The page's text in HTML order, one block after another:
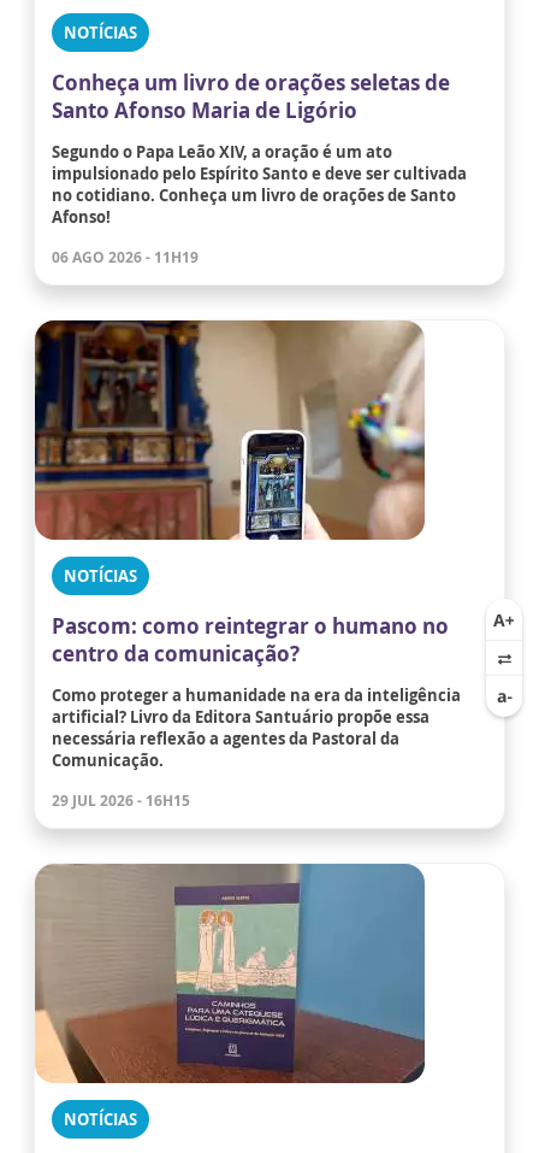
NOTÍCIAS
Conheça um livro de orações seletas de
Santo Afonso Maria de Ligório
Segundo o Papa Leão XIV, a oração é um ato
impulsionado pelo Espírito Santo e deve ser cultivada
no cotidiano. Conheça um livro de orações de Santo
Afonso!
06 AGO 2026 - 11H19
NOTÍCIAS
Pascom: como reintegrar o humano no
centro da comunicação?
Como proteger a humanidade na era da inteligência
artificial? Livro da Editora Santuário propõe essa
necessária reflexão a agentes da Pastoral da
Comunicação.
29 JUL 2026 - 16H15
NOTÍCIAS